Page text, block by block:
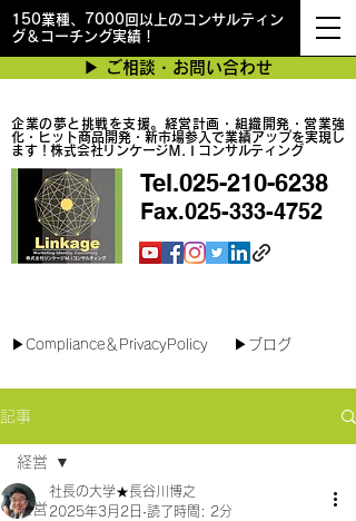
150業種、7000回以上のコンサルティン
グ＆コーチング実績！
企業の夢と挑戦を支援。経営計画・組織開発・営業強
化・ヒット商品開発・新市場参入で業績アップを実現し
ます！株式会社リンケージＭ.Ｉコンサルティング
▶︎ ご相談・お問い合わせ
Tel.025-210-6238
Fax.025-333-4752
▶︎Compliance＆PrivacyPolicy ▶︎ブログ
記事
経営
経営
社長の大学★長谷川博之
2025年3月2日 読了時間: 2分